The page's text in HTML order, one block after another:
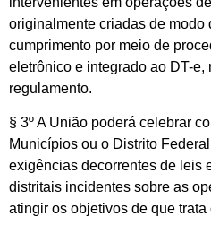
originalmente criadas de modo
cumprimento por meio de
eletrônico e integrado ao DT-e,
regulamento.
§ 3º A União poderá celebrar
Municípios ou o Distrito
exigências decorrentes de leis
distritais incidentes sobre as
atingir os objetivos de que trata